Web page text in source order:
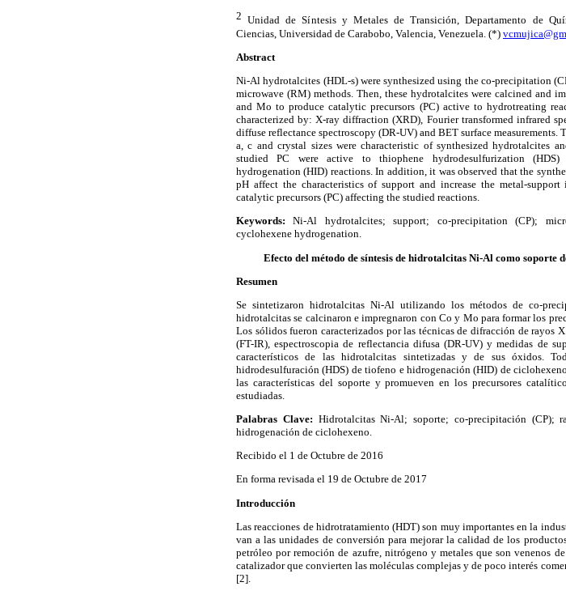
2 Unidad de Síntesis y Metales de Transición, Departamento de
Ciencias, Universidad de Carabobo, Valencia, Venezuela. (*)
Abstract
Ni-Al hydrotalcites (HDL-s) were synthesized using the co-precipitation
microwave (RM) methods. Then, these hydrotalcites were calcined and
and Mo to produce catalytic precursors (PC) active to hydrotreating
characterized by: X-ray diffraction (XRD), Fourier transformed infrared
diffuse reflectance spectroscopy (DR-UV) and BET surface measurements.
a, c and crystal sizes were characteristic of synthesized hydrotalcites
studied PC were active to thiophene hydrodesulfurization (HDS)
hydrogenation (HID) reactions. In addition, it was observed that the
pH affect the characteristics of support and increase the metal-
catalytic precursors (PC) affecting the studied reactions.
Keywords:Ni-Al hydrotalcites; support; co-precipitation (CP);
cyclohexene hydrogenation.
Efecto del método de síntesis de hidrotalcitas Ni-Al como
Resumen
Se sintetizaron hidrotalcitas Ni-Al utilizando los métodos de co-
hidrotalcitas se calcinaron e impregnaron con Co y Mo para formar los
Los sólidos fueron caracterizados por las técnicas de difracción de rayos
(FT-IR), espectroscopia de reflectancia difusa (DR-UV) y medidas de
característicos de las hidrotalcitas sintetizadas y de sus óxidos.
hidrodesulfuración (HDS) de tiofeno e hidrogenación (HID) de
las características del soporte y promueven en los precursores
estudiadas.
Palabras Clave: Hidrotalcitas Ni-Al; soporte; co-precipitación (CP);
hidrogenación de ciclohexeno.
Recibido el 1 de Octubre de 2016
En forma revisada el 19 de Octubre de 2017
Introducción
Las reacciones de hidrotratamiento (HDT) son muy importantes en la
van a las unidades de conversión para mejorar la calidad de los
petróleo por remoción de azufre, nitrógeno y metales que son venenos
catalizador que convierten las moléculas complejas y de poco interés
[2].